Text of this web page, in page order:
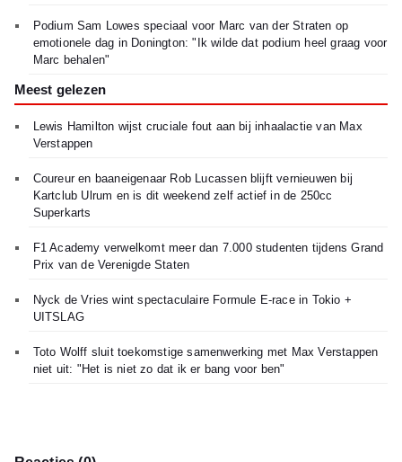
Podium Sam Lowes speciaal voor Marc van der Straten op
emotionele dag in Donington: "Ik wilde dat podium heel graag voor
Marc behalen"
Meest gelezen
Lewis Hamilton wijst cruciale fout aan bij inhaalactie van Max
Verstappen
Coureur en baaneigenaar Rob Lucassen blijft vernieuwen bij
Kartclub Ulrum en is dit weekend zelf actief in de 250cc
Superkarts
F1 Academy verwelkomt meer dan 7.000 studenten tijdens Grand
Prix van de Verenigde Staten
Nyck de Vries wint spectaculaire Formule E-race in Tokio +
UITSLAG
Toto Wolff sluit toekomstige samenwerking met Max Verstappen
niet uit: "Het is niet zo dat ik er bang voor ben"